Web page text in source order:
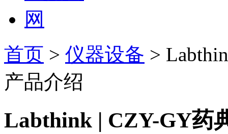
首页 > 仪器设备 >
产品介绍
Labthink | CZY-GY药